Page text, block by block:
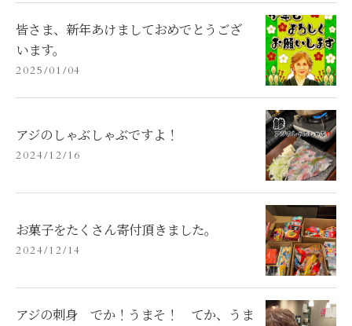
皆さま、新年あけましておめでとうござ
います。
2025/01/04
アジのしゃぶしゃぶですよ！
2024/12/16
お菓子をたくさん寄付頂きました。
2024/12/14
アジの刺身 でか！うまそ！ てか、うま